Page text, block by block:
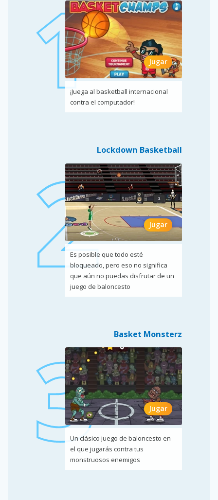
Jugar
¡Juega al basketball internacional
contra el computador!
Lockdown Basketball
Jugar
Es posible que todo esté
bloqueado, pero eso no significa
que aún no puedas disfrutar de un
juego de baloncesto
Basket Monsterz
Jugar
Un clásico juego de baloncesto en
el que jugarás contra tus
monstruosos enemigos